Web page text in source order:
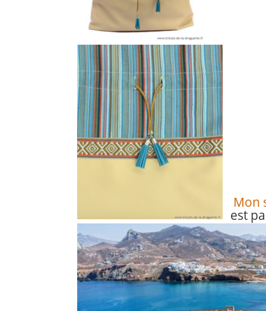
Mon
est